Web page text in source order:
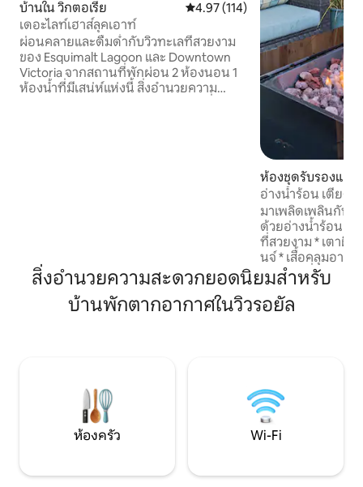
บ้านใน วิกตอเรีย คะแนนเฉลี่ย 4.97 จาก 5, 114 รีวิว
4.97 (114)
เดอะไลท์เฮาส์ลุคเอาท์
ผ่อนคลายและดื่มด่ำกับวิวทะเลที่สวยงาม
ของ Esquimalt Lagoon และ Downtown
Victoria จากสถานที่พักผ่อน 2 ห้องนอน 1
ห้องน้ำที่มีเสน่ห์แห่งนี้ สิ่งอำนวยความ
ห้องชุดรับรองแขก
ย
อ่างน้ำร้อน เตียงคิ
ไฟฟ้า
มาเพลิดเพลินกับ
ด้วยอ่างน้ำร้อนส่ว
ที่สวยงาม * เตาผิงแก๊สพร้อมโซฟาและเลา
นจ์ * เสื้อคลุมอาบ
ห้องครัวที่มีอุปกรณ์ครบครัน
ในห้อง สวีท * ที่ชา
WALMART ซูเปอ
อนุญาตให้จัดปาร์
สิ่งอำนวยความสะดวกยอดนิยมสำหรับ
บ้านพักตากอากาศในวิวรอยัล
ห้องครัว Wi-Fi